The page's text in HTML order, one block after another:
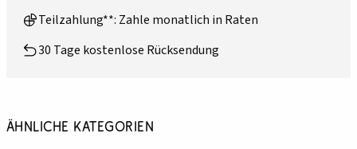
Teilzahlung**: Zahle monatlich in Raten
30 Tage kostenlose Rücksendung
Ähnliche Kategorien